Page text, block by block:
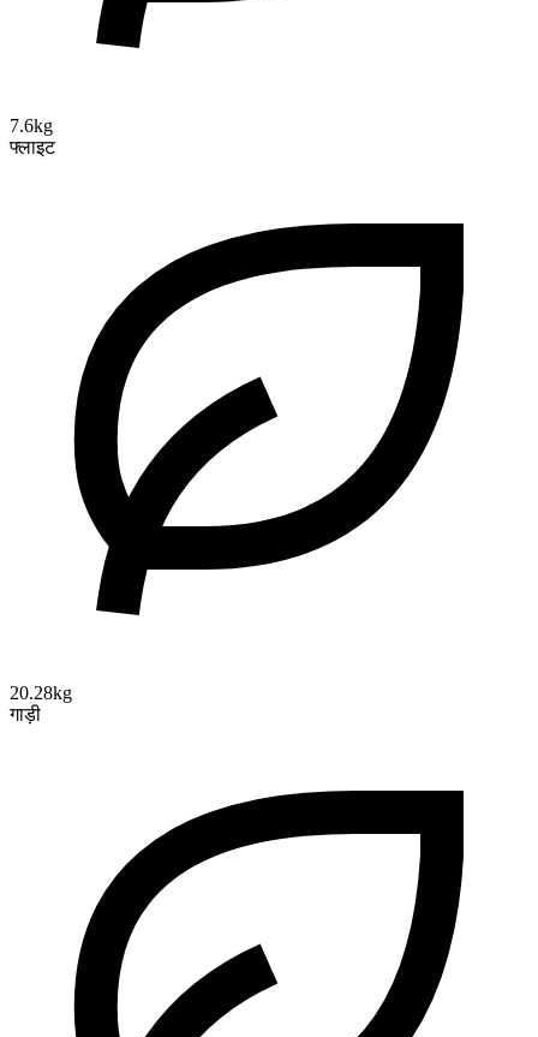
7.6kg
फ्लाइट
20.28kg
गाड़ी